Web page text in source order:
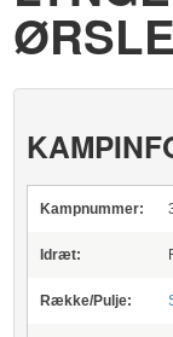
Kampnummer:
Idræt:
Række/Pulje: